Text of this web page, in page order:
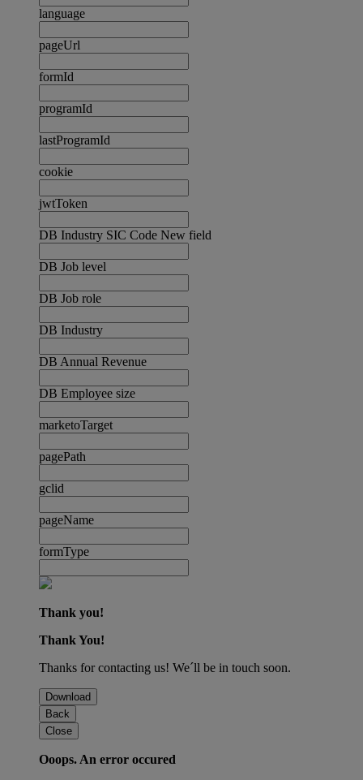
language
pageUrl
formId
programId
lastProgramId
cookie
jwtToken
DB Industry SIC Code New field
DB Job level
DB Job role
DB Industry
DB Annual Revenue
DB Employee size
marketoTarget
pagePath
gclid
pageName
formType
Thank you!
Thank You!
Thanks for contacting us! We´ll be in touch soon.
Download
Back
Close
Ooops. An error occured